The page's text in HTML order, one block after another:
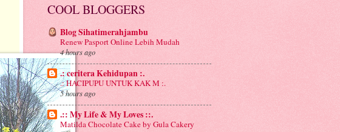
COOL BLOGGERS
Blog Sihatimerahjambu
Renew Pasport Online Lebih Mudah
4 hours ago
.: ceritera Kehidupan :.
.: HACIPUPU UNTUK KAK M :.
5 hours ago
.:: My Life & My Loves ::.
Matilda Chocolate Cake by Gula Cakery